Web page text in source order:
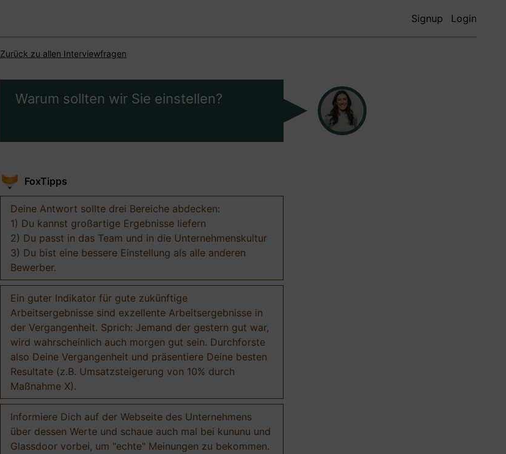
Signup Login
Zurück zu allen Interviewfragen
Warum sollten wir Sie einstellen?
FoxTipps
Deine Antwort sollte drei Bereiche abdecken:
1) Du kannst großartige Ergebnisse liefern
2) Du passt in das Team und in die Unternehmenskultur
3) Du bist eine bessere Einstellung als alle anderen
Bewerber.
Ein guter Indikator für gute zukünftige
Arbeitsergebnisse sind exzellente Arbeitsergebnisse in
der Vergangenheit. Sprich: Jemand der gestern gut war,
wird wahrscheinlich auch morgen gut sein. Durchforste
also Deine Vergangenheit und präsentiere Deine besten
Resultate (z.B. Umsatzsteigerung von 10% durch
Maßnahme X).
Informiere Dich auf der Webseite des Unternehmens
über dessen Werte und schaue auch mal bei kununu und
Glassdoor vorbei, um "echte" Meinungen zu bekommen.